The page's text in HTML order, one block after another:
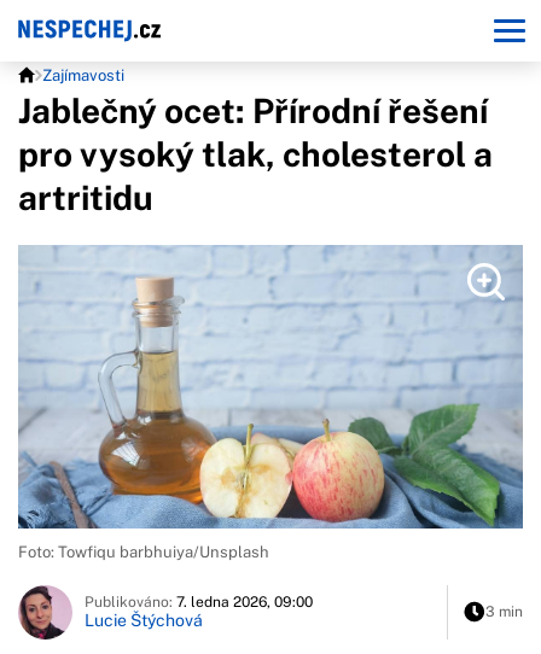
Zajímavosti
Jablečný ocet: Přírodní řešení
pro vysoký tlak, cholesterol a
artritidu
Foto: Towfiqu barbhuiya/Unsplash
Publikováno: 7. ledna 2026, 09:00
Lucie Štýchová 3 min